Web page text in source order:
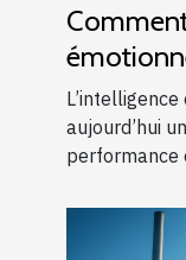
les
aujourd’hui
performance